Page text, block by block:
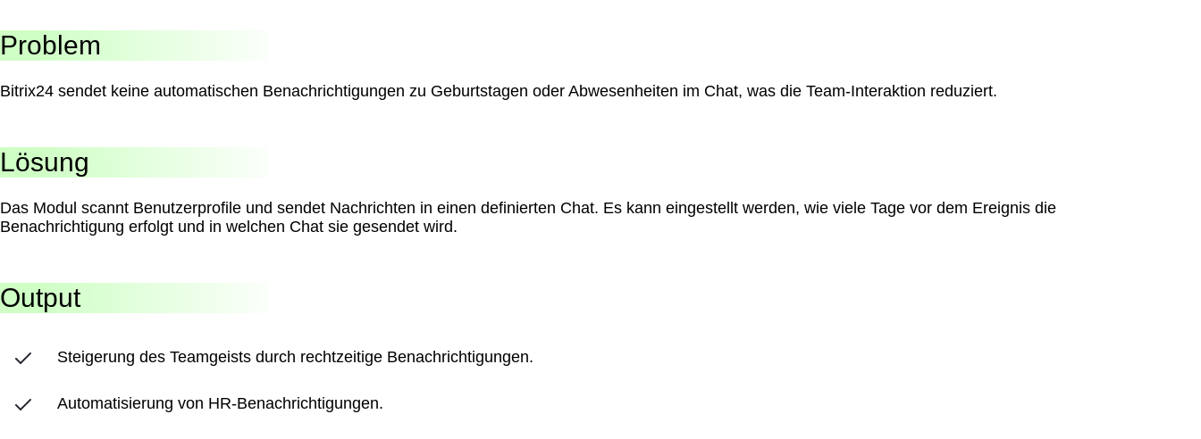
Problem
Bitrix24 sendet keine automatischen Benachrichtigungen zu Geburtstagen oder Abwesenheiten im Chat, was die Team-Interaktion reduziert.
Lösung
Das Modul scannt Benutzerprofile und sendet Nachrichten in einen definierten Chat. Es kann eingestellt werden, wie viele Tage vor dem Ereignis die
Benachrichtigung erfolgt und in welchen Chat sie gesendet wird.
Output
Steigerung des Teamgeists durch rechtzeitige Benachrichtigungen.
Automatisierung von HR-Benachrichtigungen.